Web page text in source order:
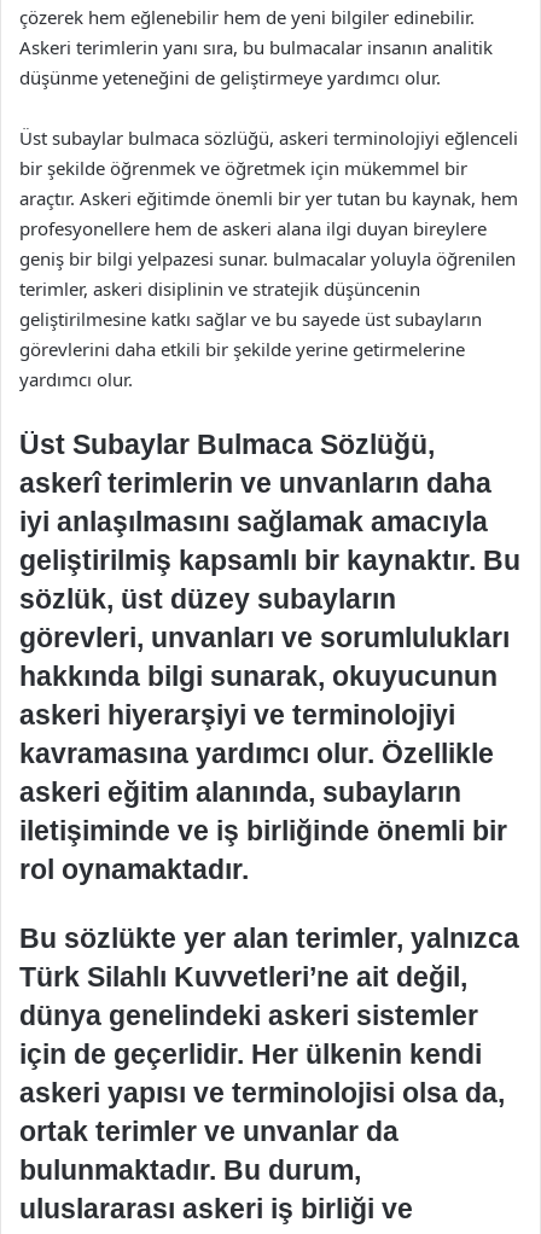
çözerek hem eğlenebilir hem de yeni bilgiler edinebilir.
Askeri terimlerin yanı sıra, bu bulmacalar insanın analitik
düşünme yeteneğini de geliştirmeye yardımcı olur.
Üst subaylar bulmaca sözlüğü, askeri terminolojiyi eğlenceli
bir şekilde öğrenmek ve öğretmek için mükemmel bir
araçtır. Askeri eğitimde önemli bir yer tutan bu kaynak, hem
profesyonellere hem de askeri alana ilgi duyan bireylere
geniş bir bilgi yelpazesi sunar. bulmacalar yoluyla öğrenilen
terimler, askeri disiplinin ve stratejik düşüncenin
geliştirilmesine katkı sağlar ve bu sayede üst subayların
görevlerini daha etkili bir şekilde yerine getirmelerine
yardımcı olur.
Üst Subaylar Bulmaca Sözlüğü,
askerî terimlerin ve unvanların daha
iyi anlaşılmasını sağlamak amacıyla
geliştirilmiş kapsamlı bir kaynaktır. Bu
sözlük, üst düzey subayların
görevleri, unvanları ve sorumlulukları
hakkında bilgi sunarak, okuyucunun
askeri hiyerarşiyi ve terminolojiyi
kavramasına yardımcı olur. Özellikle
askeri eğitim alanında, subayların
iletişiminde ve iş birliğinde önemli bir
rol oynamaktadır.
Bu sözlükte yer alan terimler, yalnızca
Türk Silahlı Kuvvetleri’ne ait değil,
dünya genelindeki askeri sistemler
için de geçerlidir. Her ülkenin kendi
askeri yapısı ve terminolojisi olsa da,
ortak terimler ve unvanlar da
bulunmaktadır. Bu durum,
uluslararası askeri iş birliği ve